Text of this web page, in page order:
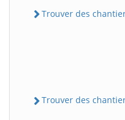
Trouver des
Trouver des